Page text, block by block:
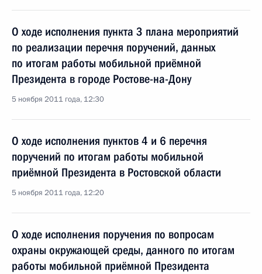
О ходе исполнения пункта 3 плана мероприятий
по реализации перечня поручений, данных
по итогам работы мобильной приёмной
Президента в городе Ростове-на-Дону
5 ноября 2011 года, 12:30
О ходе исполнения пунктов 4 и 6 перечня
поручений по итогам работы мобильной
приёмной Президента в Ростовской области
5 ноября 2011 года, 12:20
О ходе исполнения поручения по вопросам
охраны окружающей среды, данного по итогам
работы мобильной приёмной Президента